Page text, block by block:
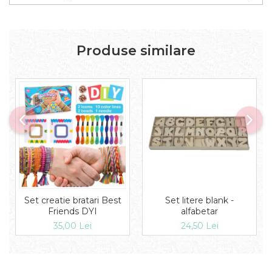
Produse similare
Set creatie bratari Best
Friends DYI
35,00 Lei
Set litere blank -
alfabetar
24,50 Lei